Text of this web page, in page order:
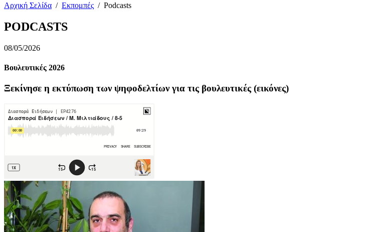
Αρχική Σελίδα / Εκπομπές / Podcasts
PODCASTS
08/05/2026
Βουλευτικές 2026
Ξεκίνησε η εκτύπωση των ψηφοδελτίων για τις βουλευτικές (εικόνες)